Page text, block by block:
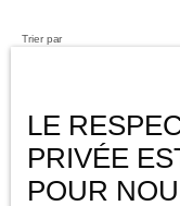
Type d'offre
Appartement
Type de bien
Localisation
Trier par
LE
PRIVÉE
POUR